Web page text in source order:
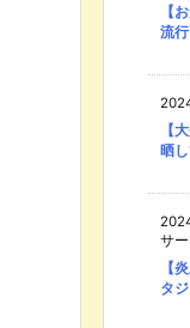
【
流
【
晒
サー
【
タ